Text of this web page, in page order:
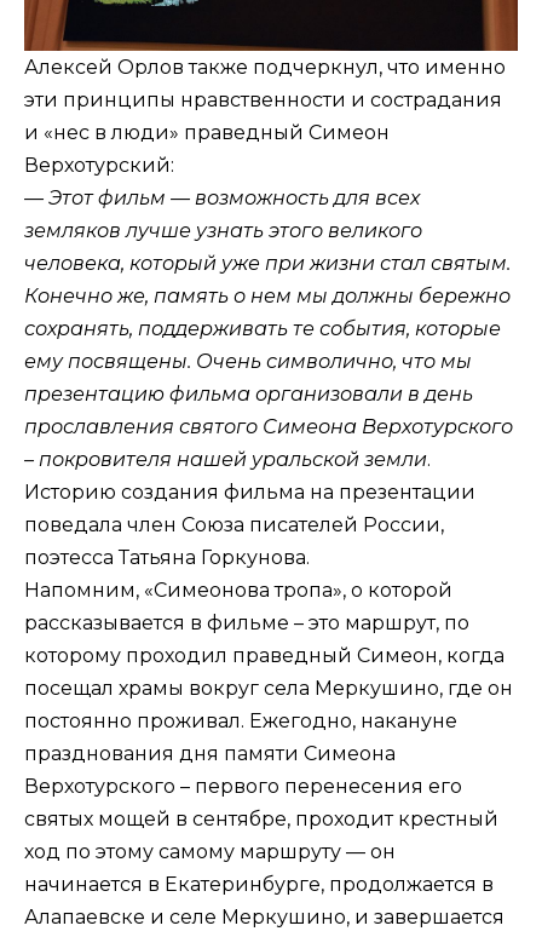
Алексей Орлов также подчеркнул, что именно
эти принципы нравственности и сострадания
и «нес в люди» праведный Симеон
Верхотурский:
— Этот фильм — возможность для всех
земляков лучше узнать этого великого
человека, который уже при жизни стал святым.
Конечно же, память о нем мы должны бережно
сохранять, поддерживать те события, которые
ему посвящены. Очень символично, что мы
презентацию фильма организовали в день
прославления святого Симеона Верхотурского
– покровителя нашей уральской земли.
Историю создания фильма на презентации
поведала член Союза писателей России,
поэтесса Татьяна Горкунова.
Напомним, «Симеонова тропа», о которой
рассказывается в фильме – это маршрут, по
которому проходил праведный Симеон, когда
посещал храмы вокруг села Меркушино, где он
постоянно проживал. Ежегодно, накануне
празднования дня памяти Симеона
Верхотурского – первого перенесения его
святых мощей в сентябре, проходит крестный
ход по этому самому маршруту — он
начинается в Екатеринбурге, продолжается в
Алапаевске и селе Меркушино, и завершается